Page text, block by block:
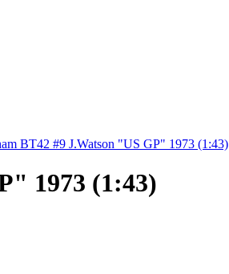
BT42 #9 J.Watson "US GP" 1973 (1:43)
1973 (1:43)